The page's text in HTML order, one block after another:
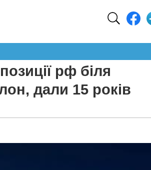
рф біля
дали 15 років